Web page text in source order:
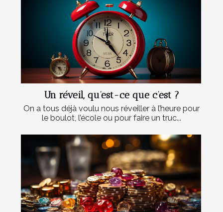
Un réveil, qu’est-ce que c’est ?
On a tous déjà voulu nous réveiller à l’heure pour
le boulot, l’école ou pour faire un truc...